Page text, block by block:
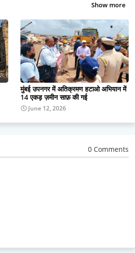
Show more
मुंबई उपनगर में अतिक्रमण हटाओ अभियान में
14 एकड़ ज़मीन साफ़ की गई
June 12, 2026
0 Comments